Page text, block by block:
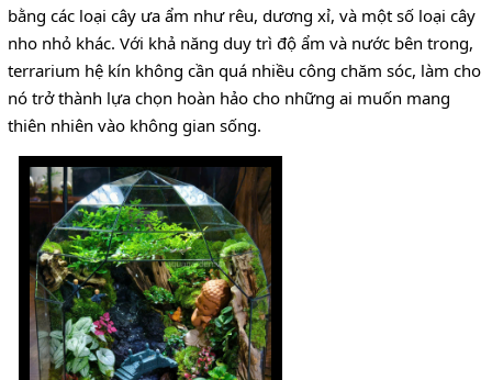
bằng các loại cây ưa ẩm như rêu, dương xỉ, và một số loại cây
nho nhỏ khác. Với khả năng duy trì độ ẩm và nước bên trong,
terrarium hệ kín không cần quá nhiều công chăm sóc, làm cho
nó trở thành lựa chọn hoàn hảo cho những ai muốn mang
thiên nhiên vào không gian sống.